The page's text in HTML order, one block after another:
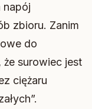
napój
zbioru. Zanim
do
surowiec jest
ciężaru